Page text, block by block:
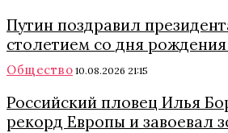
Путин поздравил
столетием со дня
Общество 10.08.2026 21:15
Российский пловец Илья
рекорд Европы и завоевал